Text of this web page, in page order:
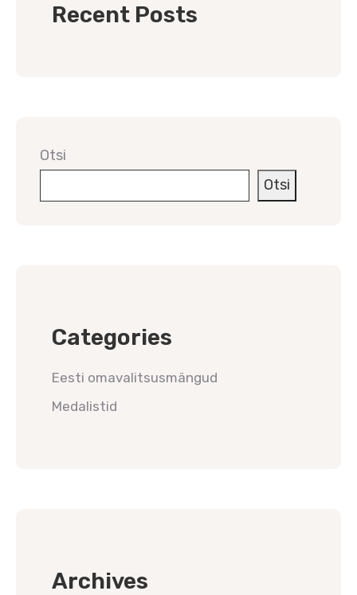
Recent Posts
Otsi
Otsi
Categories
Eesti omavalitsusmängud
Medalistid
Archives